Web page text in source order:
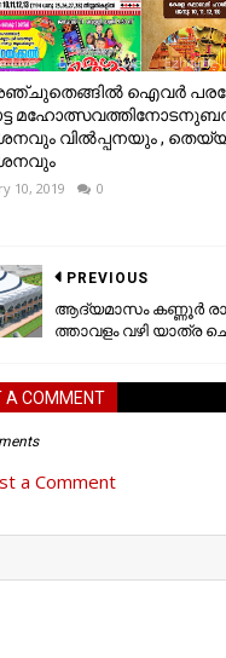
ഐവർ
വിൽപ്പനയും ,
10, 2019 0
PREVIOUS
ആദ്യമാ​സം ക​ണ്ണൂ​ര്‍
ത്താ​വ​ളം വ​ഴി യാ​ത്ര
A COMMENT
a Comment